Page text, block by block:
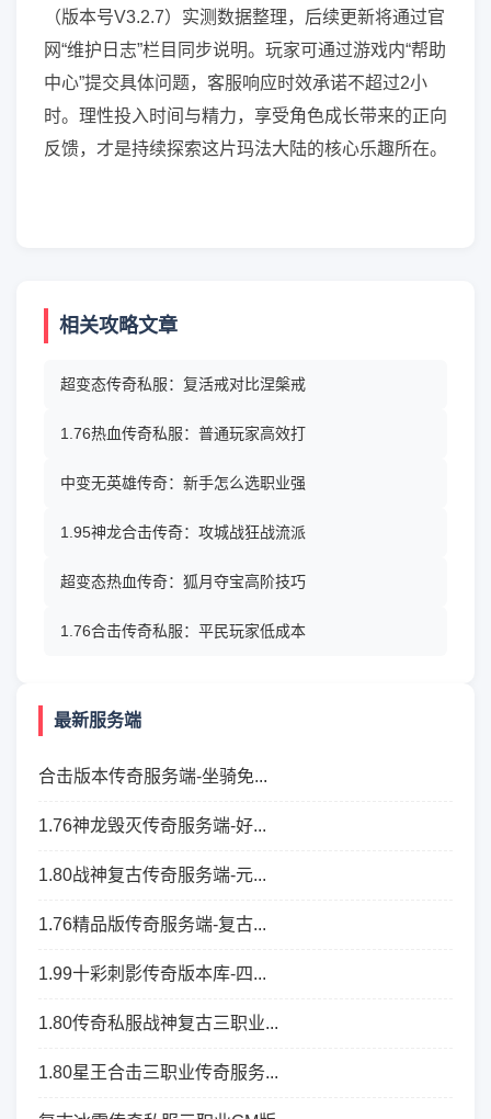
（版本号V3.2.7）实测数据整理，后续更新将通过官
网“维护日志”栏目同步说明。玩家可通过游戏内“帮助
中心”提交具体问题，客服响应时效承诺不超过2小
时。理性投入时间与精力，享受角色成长带来的正向
反馈，才是持续探索这片玛法大陆的核心乐趣所在。
相关攻略文章
超变态传奇私服：复活戒对比涅槃戒
1.76热血传奇私服：普通玩家高效打
中变无英雄传奇：新手怎么选职业强
1.95神龙合击传奇：攻城战狂战流派
超变态热血传奇：狐月夺宝高阶技巧
1.76合击传奇私服：平民玩家低成本
最新服务端
合击版本传奇服务端-坐骑免...
1.76神龙毁灭传奇服务端-好...
1.80战神复古传奇服务端-元...
1.76精品版传奇服务端-复古...
1.99十彩刺影传奇版本库-四...
1.80传奇私服战神复古三职业...
1.80星王合击三职业传奇服务...